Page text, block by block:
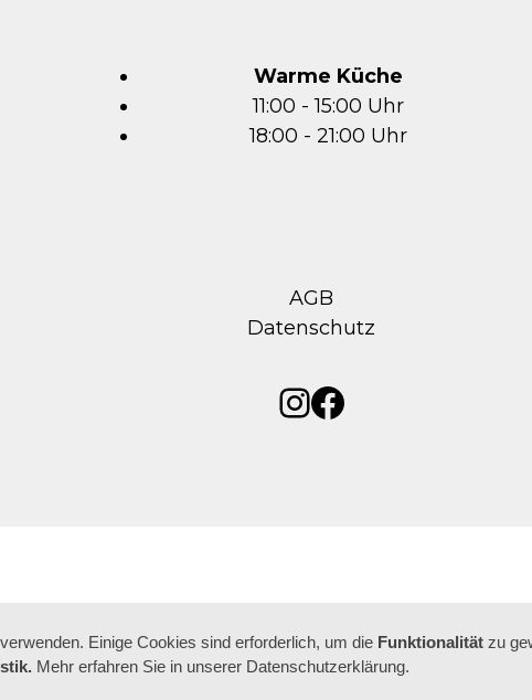
Warme Küche
11:00 - 15:00 Uhr
18:00 - 21:00 Uhr
AGB
Datenschutz
Instagram
Facebook
Einige Cookies sind erforderlich, um die Funktionalitätzu
Mehr erfahren Sie in unserer Datenschutzerklärung.